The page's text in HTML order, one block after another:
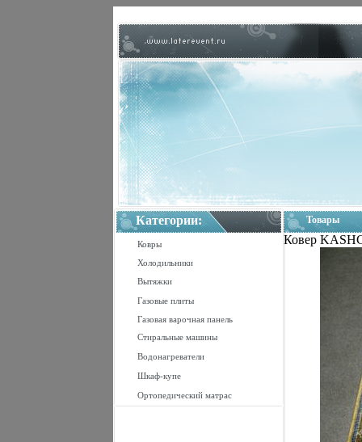
Категории:
Ковры
Холодильники
Вытяжки
Газовые плиты
Газовая варочная панель
Стиральные машины
Водонагреватели
Шкаф-купе
Ортопедический матрас
Товары
Ковер